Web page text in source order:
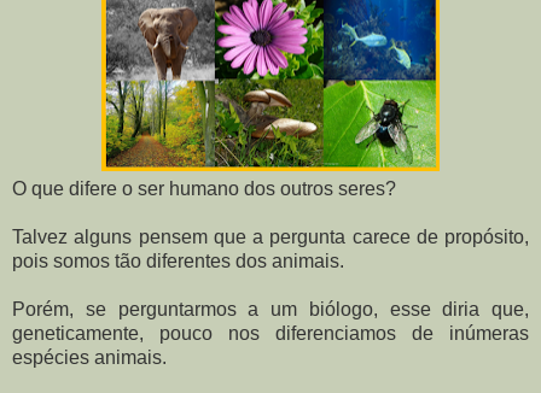
O que difere o ser humano dos outros seres?
Talvez alguns pensem que a pergunta carece de propósito,
pois somos tão diferentes dos animais.
Porém, se perguntarmos a um biólogo, esse diria que,
geneticamente, pouco nos diferenciamos de inúmeras
espécies animais.